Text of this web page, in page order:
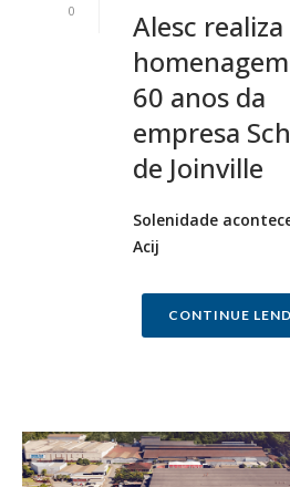
0
Alesc realiza
60 anos da
empresa
de Joinville
Solenidade
Acij
CONTINUE